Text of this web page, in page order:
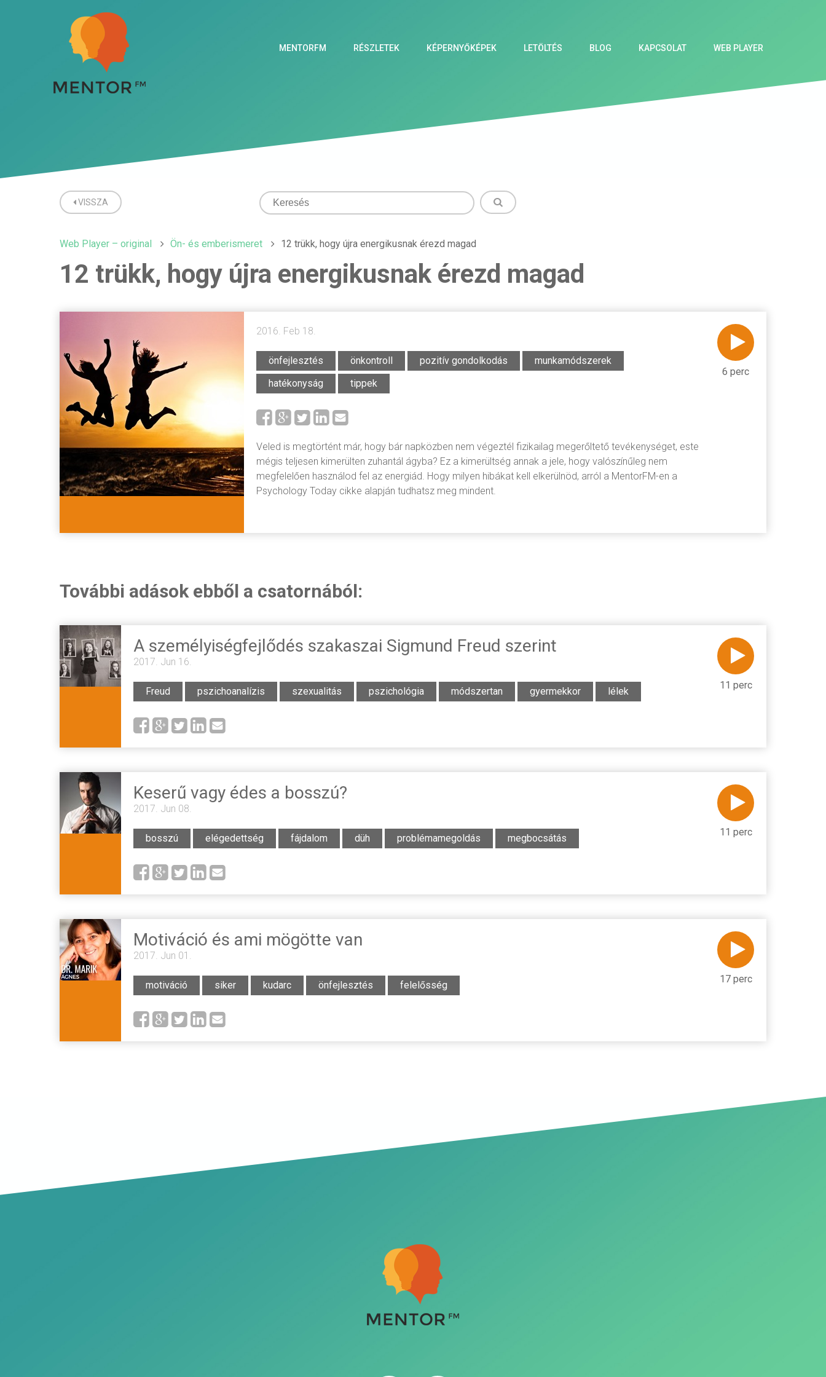
MENTORFM RÉSZLETEK KÉPERNYŐKÉPEK LETÖLTÉS BLOG KAPCSOLAT WEB PLAYER
VISSZA
Web Player – original Ön- és emberismeret 12 trükk, hogy újra energikusnak érezd magad
12 trükk, hogy újra energikusnak érezd magad
6 perc
2016. Feb 18.
önfejlesztés önkontroll pozitív gondolkodás
munkamódszerek
hatékonyság
tippek
Veled is megtörtént már, hogy bár napközben nem végeztél fizikailag megerőltető tevékenységet, este
mégis teljesen kimerülten zuhantál ágyba? Ez a kimerültség annak a jele, hogy valószínűleg nem
megfelelően használod fel az energiád. Hogy milyen hibákat kell elkerülnöd, arról a MentorFM-en a
Psychology Today cikke alapján tudhatsz meg mindent.
További adások ebből a csatornából:
11 perc
A személyiségfejlődés szakaszai Sigmund Freud szerint
2017. Jun 16.
Freud pszichoanalízis szexualitás pszichológia módszertan gyermekkor lélek
11 perc
Keserű vagy édes a bosszú?
2017. Jun 08.
bosszú elégedettség fájdalom düh problémamegoldás megbocsátás
17 perc
Motiváció és ami mögötte van
2017. Jun 01.
motiváció siker kudarc önfejlesztés felelősség